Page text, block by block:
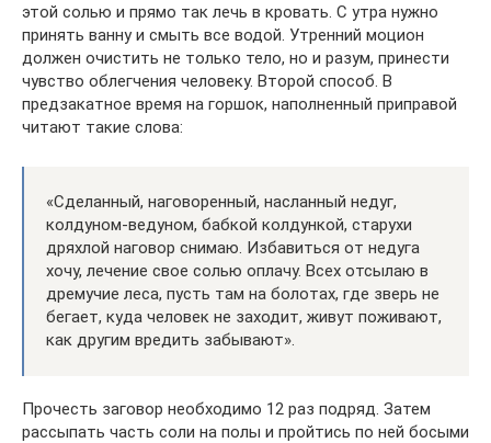
этой солью и прямо так лечь в кровать. С утра нужно
принять ванну и смыть все водой. Утренний моцион
должен очистить не только тело, но и разум, принести
чувство облегчения человеку. Второй способ. В
предзакатное время на горшок, наполненный приправой
читают такие слова:
«Сделанный, наговоренный, насланный недуг,
колдуном-ведуном, бабкой колдункой, старухи
дряхлой наговор снимаю. Избавиться от недуга
хочу, лечение свое солью оплачу. Всех отсылаю в
дремучие леса, пусть там на болотах, где зверь не
бегает, куда человек не заходит, живут поживают,
как другим вредить забывают».
Прочесть заговор необходимо 12 раз подряд. Затем
рассыпать часть соли на полы и пройтись по ней босыми